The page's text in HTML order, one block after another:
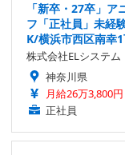
「新卒・27卒」
フ「正社員」未経
K/横浜市西区南幸1
株式会社ELシステム
神奈川県
月給26万3,800
正社員